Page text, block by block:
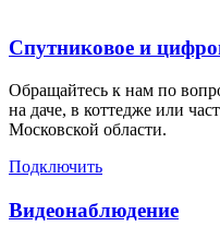
Спутниковое и
Обращайтесь к нам по
на даче, в коттедже или
Московской области.
Подключить
Видеонаблюдение